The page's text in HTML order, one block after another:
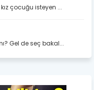
çocuğu isteyen ...
Gel de seç bakal...